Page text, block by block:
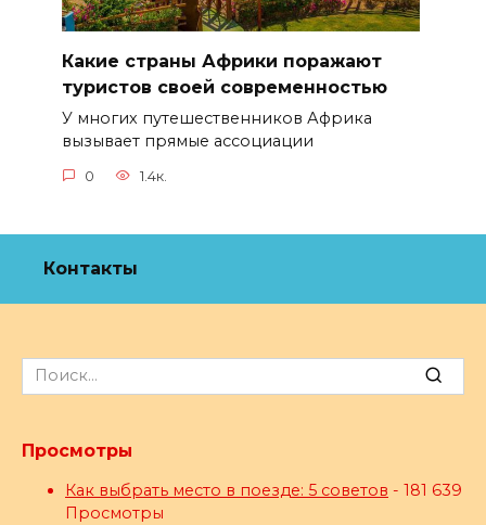
Какие страны Африки поражают
туристов своей современностью
У многих путешественников Африка
вызывает прямые ассоциации
0 1.4к.
Контакты
Search
for:
Просмотры
Как выбрать место в поезде: 5 советов - 181 639
Просмотры